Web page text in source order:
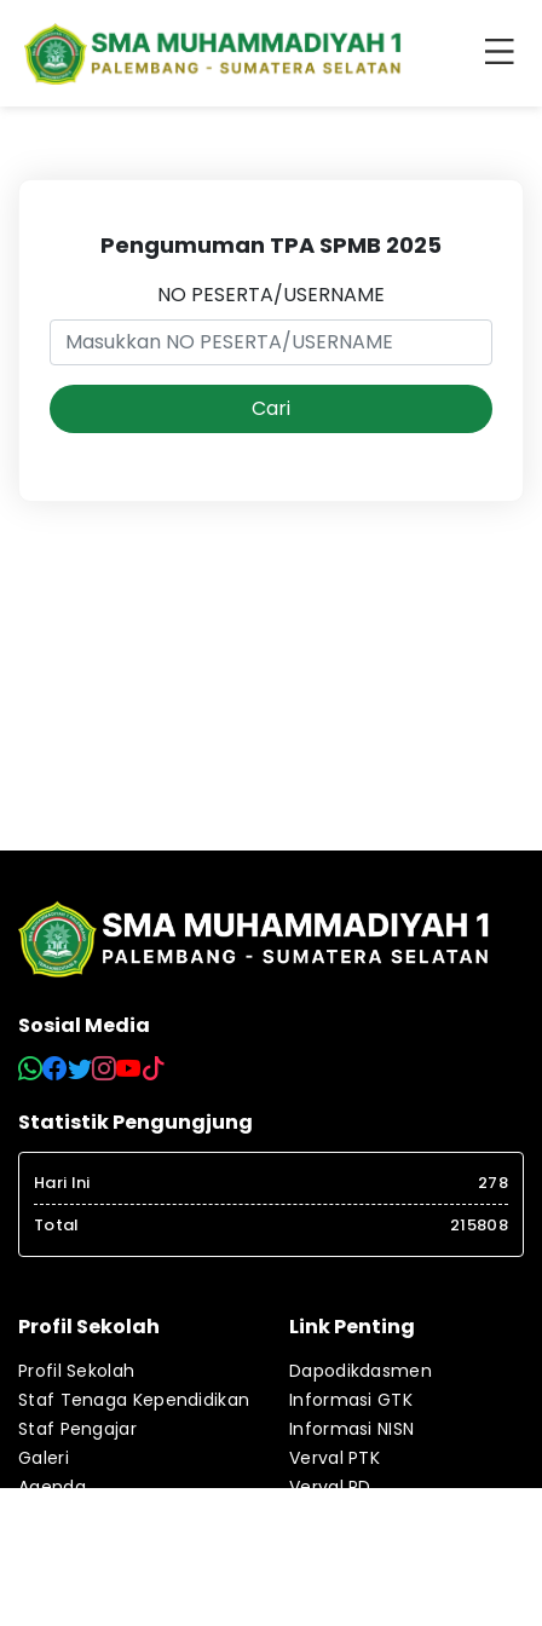
Pengumuman TPA SPMB 2025
NO PESERTA/USERNAME
Cari
Sosial Media
Statistik Pengungjung
Hari Ini
278
Total
215808
Profil Sekolah
Profil Sekolah
Staf Tenaga Kependidikan
Staf Pengajar
Galeri
Agenda
Link Penting
Dapodikdasmen
Informasi GTK
Informasi NISN
Verval PTK
Verval PD